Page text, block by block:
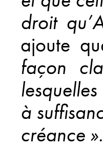
droit
ajoute
façon
à
créance ».